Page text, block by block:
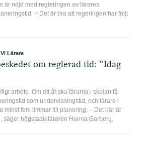
är nöjd med regleringen av lärares
– Det är bra att regeringen har följt
Vi Lärare
om reglerad tid: ”Idag
arbete. Om ett år ska lärarna i skolan få
som undervisningstid, och lärare i
minst fem timmar till planering. – Det här är
säger högstadieläraren Hanna Garberg.